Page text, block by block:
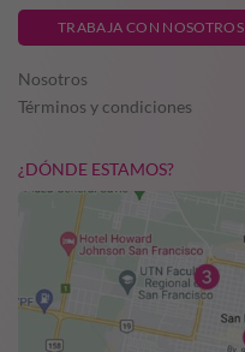
TRABAJA CON NOSOTROS
Nosotros
Términos y condiciones
¿DÓNDE ESTAMOS?